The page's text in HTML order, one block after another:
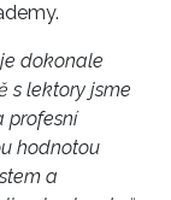
dokonale
s lektory jsme
profesní
hodnotou
a